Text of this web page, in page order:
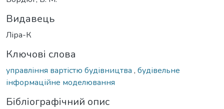
Видавець
Ліра-К
Ключові слова
управління вартістю будівництва , будівельне
інформаційне моделювання
Бібліографічний опис